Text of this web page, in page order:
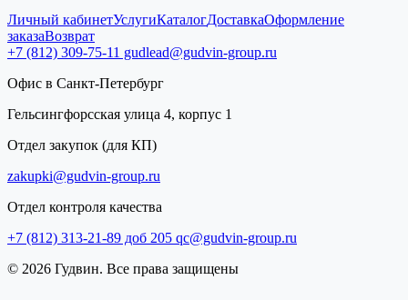
Личный кабинетУслугиКаталогДоставкаОформление
заказаВозврат
+7 (812) 309-75-11 gudlead@gudvin-group.ru
Офис в Санкт-Петербург
Гельсингфорсская улица 4, корпус 1
Отдел закупок (для КП)
zakupki@gudvin-group.ru
Отдел контроля качества
+7 (812) 313-21-89 доб 205 qc@gudvin-group.ru
© 2026 Гудвин. Все права защищены